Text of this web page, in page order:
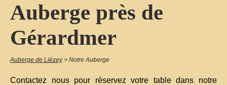
Auberge près de
Gérardmer
Auberge de Liézey > Notre Auberge
Contactez nous pour réservez votre table dans notre